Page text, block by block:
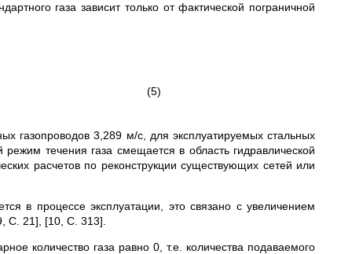
газа зависит только от фактической пограничной
(5)
газопроводов 3,289 м/с, для эксплуатируемых стальных
течения газа смещается в область гидравлической
расчетов по реконструкции существующих сетей или
в процессе эксплуатации, это связано с увеличением
С. 21], [10, С. 313].
количество газа равно 0, т.е. количества подаваемого